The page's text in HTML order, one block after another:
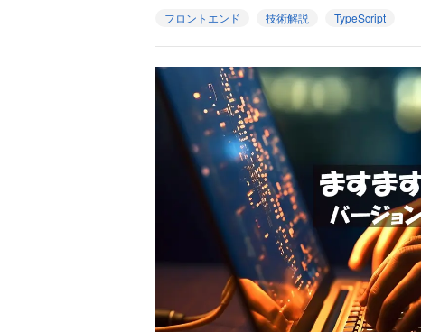
フロントエンド 技術解説 TypeScript